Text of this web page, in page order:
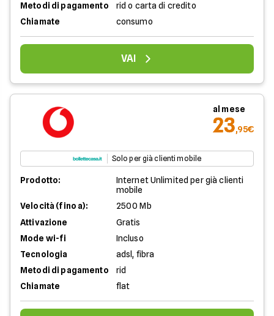
Metodi di pagamento
rid o carta di credito
Chiamate
consumo
VAI
al mese
23,95€
Solo per già clienti mobile
Prodotto:
Internet Unlimited per già clienti
mobile
Velocità (fino a):
2500 Mb
Attivazione
Gratis
Mode wi-fi
Incluso
Tecnologia
adsl, fibra
Metodi di pagamento
rid
Chiamate
flat